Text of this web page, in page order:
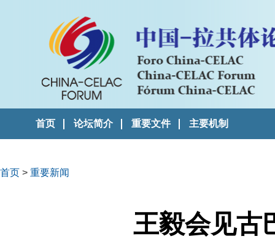
首页 论坛简介 重要文件 主要机制
首页 > 重要新闻
王毅会见古